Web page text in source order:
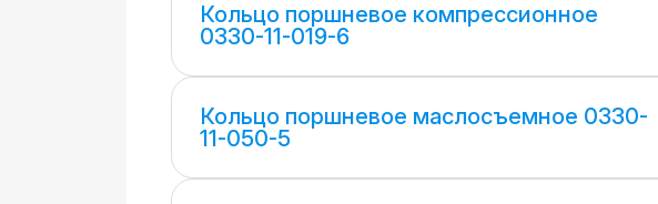
Кольцо поршневое компрессионное
0330-11-019-6
Кольцо поршневое маслосъемное 0330-
11-050-5